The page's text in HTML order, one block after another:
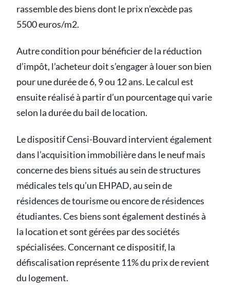
rassemble des biens dont le prix n’excède pas
5500 euros/m2.
Autre condition pour bénéficier de la réduction
d’impôt, l’acheteur doit s’engager à louer son bien
pour une durée de 6, 9 ou 12 ans. Le calcul est
ensuite réalisé à partir d’un pourcentage qui varie
selon la durée du bail de location.
Le dispositif Censi-Bouvard intervient également
dans l’acquisition immobilière dans le neuf mais
concerne des biens situés au sein de structures
médicales tels qu’un EHPAD, au sein de
résidences de tourisme ou encore de résidences
étudiantes. Ces biens sont également destinés à
la location et sont gérées par des sociétés
spécialisées. Concernant ce dispositif, la
défiscalisation représente 11% du prix de revient
du logement.